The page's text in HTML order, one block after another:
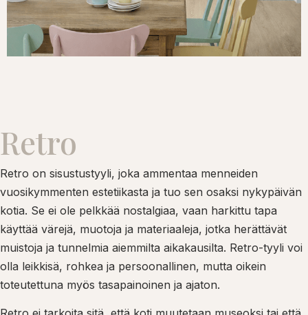
Retro
Retro on sisustustyyli, joka ammentaa menneiden
vuosikymmenten estetiikasta ja tuo sen osaksi nykypäivän
kotia. Se ei ole pelkkää nostalgiaa, vaan harkittu tapa
käyttää värejä, muotoja ja materiaaleja, jotka herättävät
muistoja ja tunnelmia aiemmilta aikakausilta. Retro-tyyli voi
olla leikkisä, rohkea ja persoonallinen, mutta oikein
toteutettuna myös tasapainoinen ja ajaton.